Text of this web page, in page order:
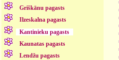
Griškānu pagasts
Ilzeskalna pagasts
Kantinieku pagasts
Kaunatas pagasts
Lendžu pagasts